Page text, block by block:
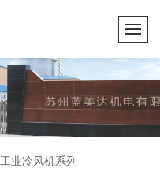
工业冷风机系列